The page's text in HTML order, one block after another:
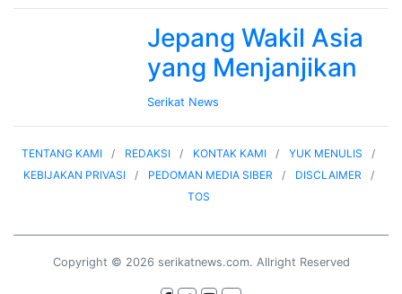
Jepang Wakil Asia
yang Menjanjikan
Serikat News
TENTANG KAMI REDAKSI KONTAK KAMI
YUK MENULIS
KEBIJAKAN PRIVASI
PEDOMAN MEDIA SIBER
DISCLAIMER
TOS
Copyright © 2026 serikatnews.com. Allright Reserved